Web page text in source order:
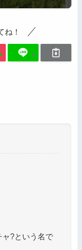
ね！
ャ?という名で